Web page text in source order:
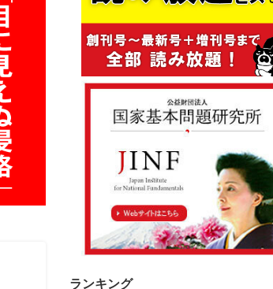
ランキング